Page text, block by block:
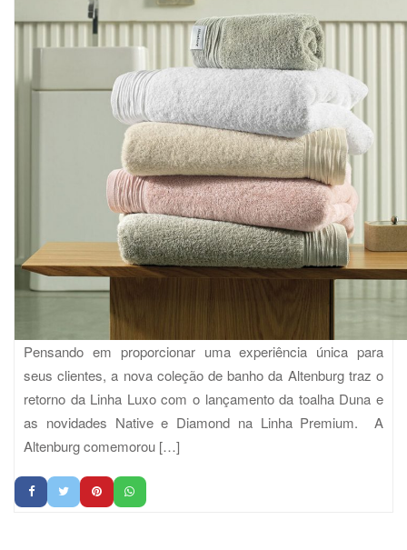
Pensando em proporcionar uma experiência única para
seus clientes, a nova coleção de banho da Altenburg traz o
retorno da Linha Luxo com o lançamento da toalha Duna e
as novidades Native e Diamond na Linha Premium. A
Altenburg comemorou […]